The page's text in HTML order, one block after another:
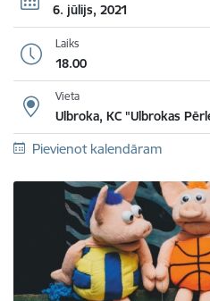
6. jūlijs, 2021
Laiks
18.00
Vieta
Ulbroka, KC "Ulbrokas
Pievienot kalendāram